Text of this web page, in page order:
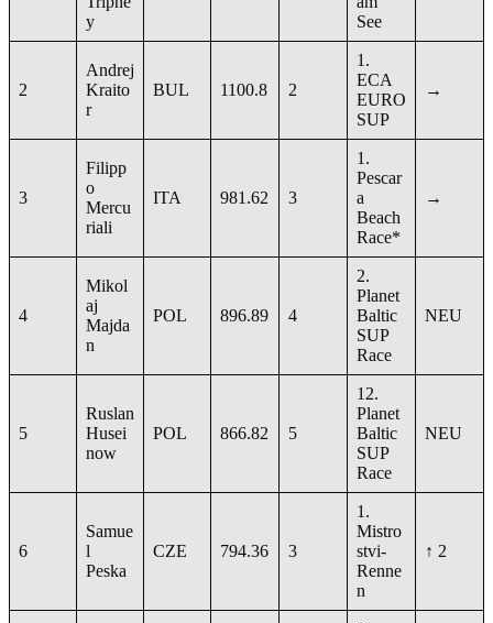
y
See
2
Andrej
Kraito
r
BUL 1100.8 2
1.
ECA
EURO
SUP
→
3
Filipp
o
Mercu
riali
ITA 981.62 3
1.
Pescar
a
Beach
Race*
→
4
Mikol
aj
Majda
n
POL 896.89 4
2.
Planet
Baltic
SUP
Race
NEU
5
Ruslan
Husei
now
POL 866.82 5
12.
Planet
Baltic
SUP
Race
NEU
6
Samue
l
Peska
CZE 794.36 3
1.
Mistro
stvi-
Renne
n
↑ 2